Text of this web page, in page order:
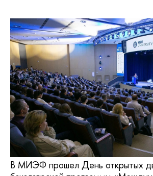
В МИЭФ прошел День открытых